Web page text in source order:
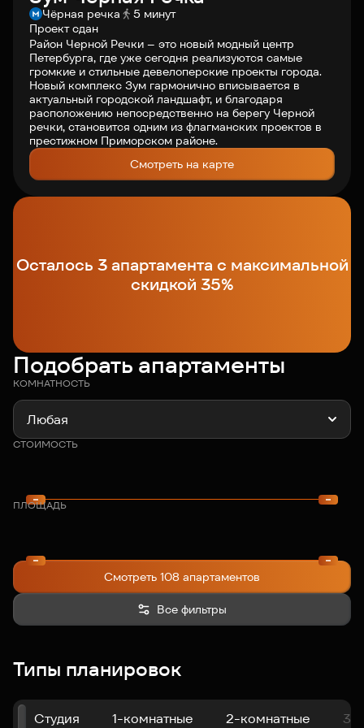
О компании
Клиентам
Контакты
+7 812 703-55-55
Чёрная речка
5 минут
Проект сдан
Район Черной Речки – это новый модный центр
Петербурга, где уже сегодня реализуются самые
громкие и стильные девелоперские проекты города.
Новый комплекс Зум гармонично вписывается в
актуальный городской ландшафт, и благодаря
расположению непосредственно на берегу Черной
речки, становится одним из флагманских проектов в
престижном Приморском районе.
Смотреть на карте
Осталось 3 апартамента с максимальной
скидкой 35%
Подобрать апартаменты
КОМНАТНОСТЬ
Любая
СТОИМОСТЬ
ПЛОЩАДЬ
Смотреть 108 апартаментов
Все фильтры
Типы планировок
Студия 1-комнатные 2-комнатные 3-